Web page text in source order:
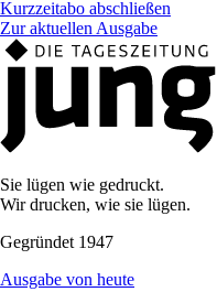
Kurzzeitabo abschließen
Zur aktuellen Ausgabe
Sie lügen wie gedruckt.
Wir drucken, wie sie lügen.
Gegründet 1947
Ausgabe von heute